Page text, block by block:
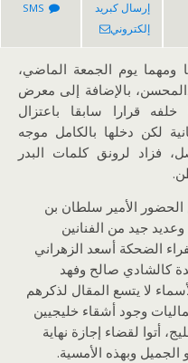
إرسال كبريد
إلكتروني
SMS
ومهما يوم الجمعة الماضي،
بالإضافة إلى معرض
خلفه قرارا سابقا باعتزال
لكن دخلها بالكامل موجه
فزاد لرونق كلمات البدر
الأمير سلطان بن
جيد من الفنانين
الضحكة أسعد الزهراني
كالشادي صالح وفهد
لا يتسع المقال لذكرهم
وجود أشقاء خليجيين
أتوا لقضاء إجازة نهاية
الجميل وبهذه الأمسية.